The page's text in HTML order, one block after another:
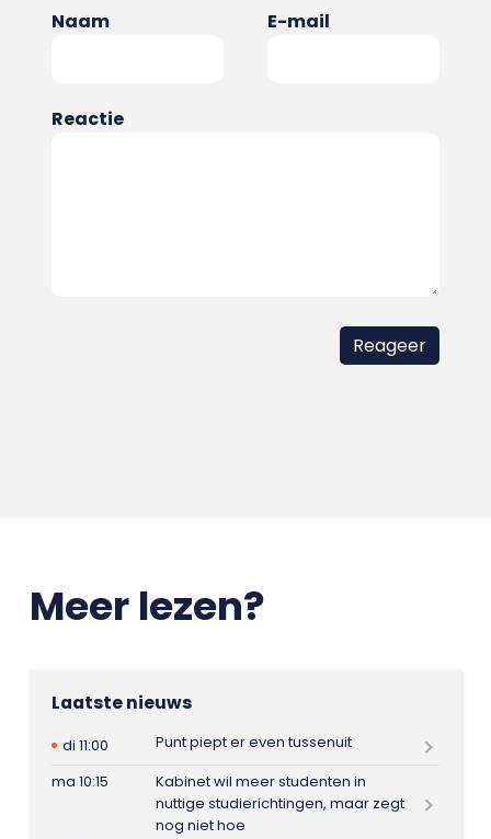
Naam E-mail
Reactie
Meer lezen?
Laatste nieuws
di 11:00
Punt piept er even tussenuit
ma 10:15
Kabinet wil meer studenten in
nuttige studierichtingen, maar zegt
nog niet hoe